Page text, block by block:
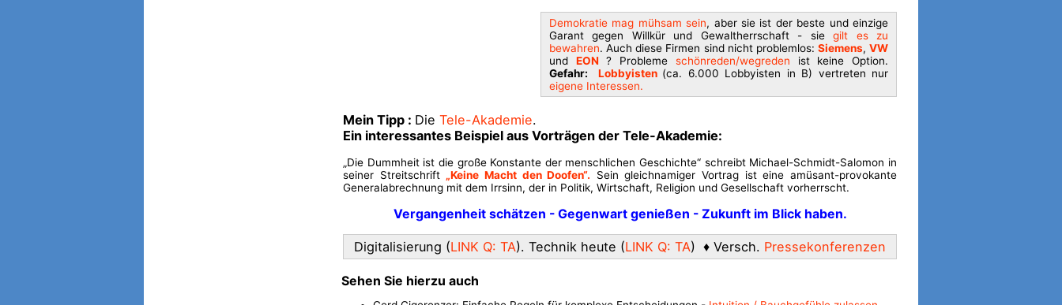
Demokratie mag mühsam sein, aber sie ist der beste und einzige
Garant gegen Willkür und Gewaltherrschaft - siegilt es zu
bewahren. Auch diese Firmen sind nicht problemlos: Siemens, VW
und EON? Probleme schönreden/wegreden ist keine Option.
Gefahr: Lobbyisten (ca. 6.000 Lobbyisten in B) vertreten nur
eigene Interessen.
Mein Tipp : Die Tele-Akademie.
Ein interessantes Beispiel aus Vorträgen der Tele-Akademie:
„Die Dummheit ist die große Konstante der menschlichen Geschichte“ schreibt Michael-Schmidt-Salomon in
seiner Streitschrift „Keine Macht den Doofen“. Sein gleichnamiger Vortrag ist eine amüsant-provokante
Generalabrechnung mit dem Irrsinn, der in Politik, Wirtschaft, Religion und Gesellschaft vorherrscht.
Vergangenheit schätzen - Gegenwart genießen - Zukunft im Blick haben.
Digitalisierung (LINK Q: TA). Technik heute (LINK Q: TA) ♦ Versch. Pressekonferenzen
Sehen Sie hierzu auch